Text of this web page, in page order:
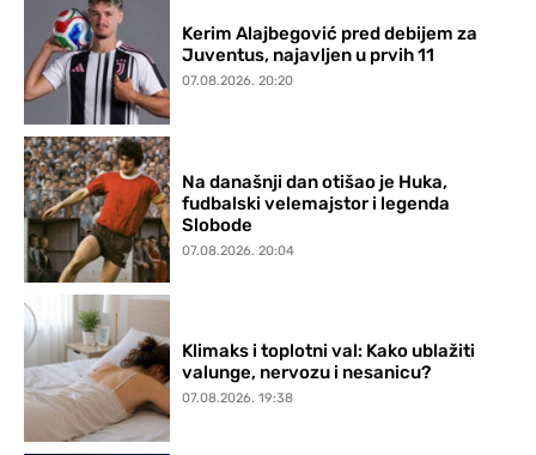
Kerim Alajbegović pred debijem za
Juventus, najavljen u prvih 11
07.08.2026. 20:20
Na današnji dan otišao je Huka,
fudbalski velemajstor i legenda
Slobode
07.08.2026. 20:04
Klimaks i toplotni val: Kako ublažiti
valunge, nervozu i nesanicu?
07.08.2026. 19:38